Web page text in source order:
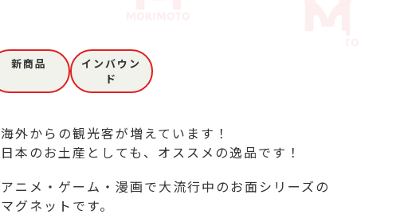
新商品
インバウン
ド
海外からの観光客が増えています！
日本のお土産としても、オススメの逸品です！
アニメ・ゲーム・漫画で大流行中のお面シリーズの
マグネットです。